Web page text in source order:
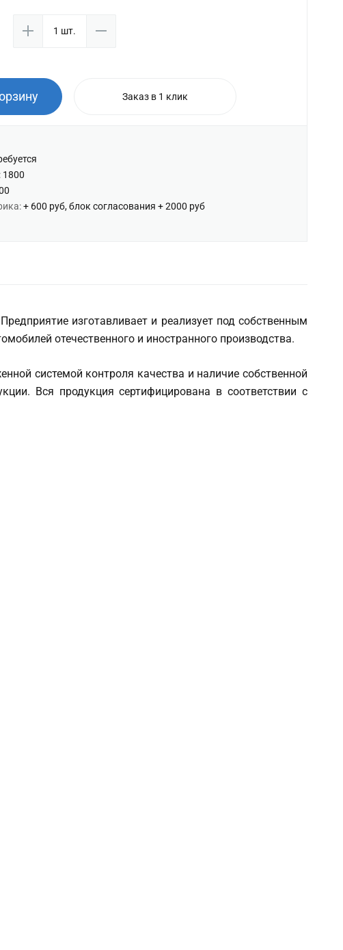
Заказ в 1 клик
1800
+ 600 руб, блок согласования + 2000 руб
изготавливает и реализует под собственным
отечественного и иностранного производства.
системой контроля качества и наличие собственной
Вся продукция сертифицирована в соответствии с